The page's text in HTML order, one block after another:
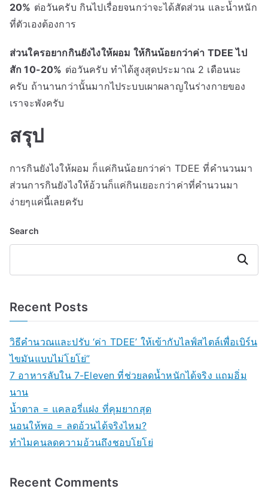
20% ต่อวันครับ กินไปเรื่อยจนกว่าจะได้สัดส่วน และน้ำหนัก
ที่ตัวเองต้องการ
ส่วนใครอยากกินยังไงให้ผอม ให้กินน้อยกว่าค่า TDEE ไป
สัก 10-20% ต่อวันครับ ทำได้สูงสุดประมาณ 2 เดือนนะ
ครับ ถ้านานกว่านั้นมากไประบบเผาผลาญในร่างกายของ
เราจะพังครับ
สรุป
การกินยังไงให้ผอม ก็แค่กินน้อยกว่าค่า TDEE ที่คำนวนมา
ส่วนการกินยังไงให้อ้วนก็แค่กินเยอะกว่าค่าที่คำนวนมา
ง่ายๆแค่นี้เลยครับ
Search
Search
Recent Posts
วิธีคำนวณและปรับ ‘ค่า TDEE’ ให้เข้ากับไลฟ์สไตล์เพื่อเบิร์น
ไขมันแบบไม่โยโย่”
7 อาหารลับใน 7-Eleven ที่ช่วยลดน้ำหนักได้จริง แถมอิ่ม
นาน
น้ำตาล = แคลอรี่แฝง ที่คุมยากสุด
นอนให้พอ = ลดอ้วนได้จริงไหม?
ทำไมคนลดความอ้วนถึงชอบโยโย่
Recent Comments